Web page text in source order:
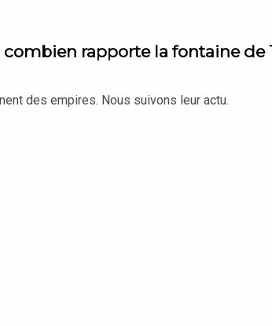
rapporte la fontaine de
des empires. Nous suivons leur actu.